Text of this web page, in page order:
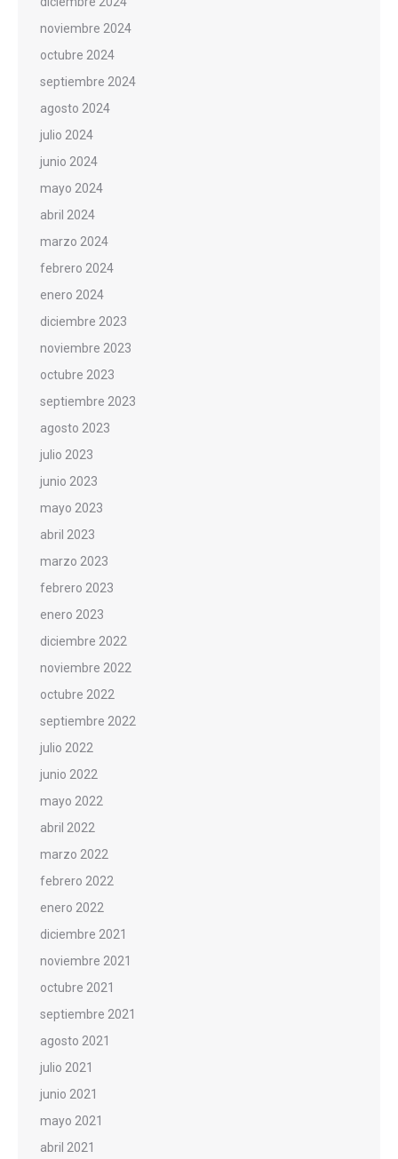
noviembre 2024
octubre 2024
septiembre 2024
agosto 2024
julio 2024
junio 2024
mayo 2024
abril 2024
marzo 2024
febrero 2024
enero 2024
diciembre 2023
noviembre 2023
octubre 2023
septiembre 2023
agosto 2023
julio 2023
junio 2023
mayo 2023
abril 2023
marzo 2023
febrero 2023
enero 2023
diciembre 2022
noviembre 2022
octubre 2022
septiembre 2022
julio 2022
junio 2022
mayo 2022
abril 2022
marzo 2022
febrero 2022
enero 2022
diciembre 2021
noviembre 2021
octubre 2021
septiembre 2021
agosto 2021
julio 2021
junio 2021
mayo 2021
abril 2021